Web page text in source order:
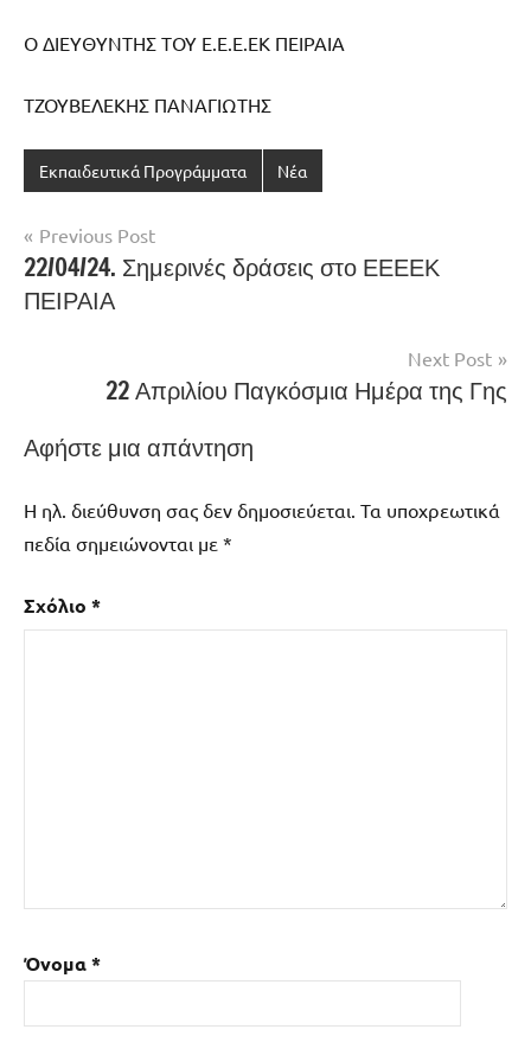
Ο ΔΙΕΥΘΥΝΤΗΣ ΤΟΥ Ε.Ε.Ε.ΕΚ ΠΕΙΡΑΙΑ
ΤΖΟΥΒΕΛΕΚΗΣ ΠΑΝΑΓΙΩΤΗΣ
Εκπαιδευτικά Προγράμματα Νέα
Πλοήγηση
άρθρων
Previous Post
22/04/24. Σημερινές δράσεις στο ΕΕΕΕΚ
ΠΕΙΡΑΙΑ
Next Post
22 Απριλίου Παγκόσμια Ημέρα της Γης
Αφήστε μια απάντηση
Η ηλ. διεύθυνση σας δεν δημοσιεύεται. Τα υποχρεωτικά
πεδία σημειώνονται με *
Σχόλιο *
Όνομα*